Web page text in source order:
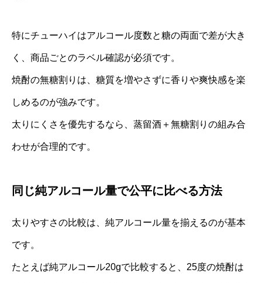
特にチューハイはアルコール度数と糖の両面で差が大き
く、商品ごとのラベル確認が必須です。
焼酎の無糖割りは、糖質を増やさずに香りや爽快感を楽
しめるのが強みです。
太りにくさを優先するなら、蒸留酒＋無糖割りの組み合
わせが合理的です。
同じ純アルコール量で公平に比べる方法
太りやすさの比較は、純アルコール量を揃えるのが基本
です。
たとえば純アルコール20gで比較すると、25度の焼酎は